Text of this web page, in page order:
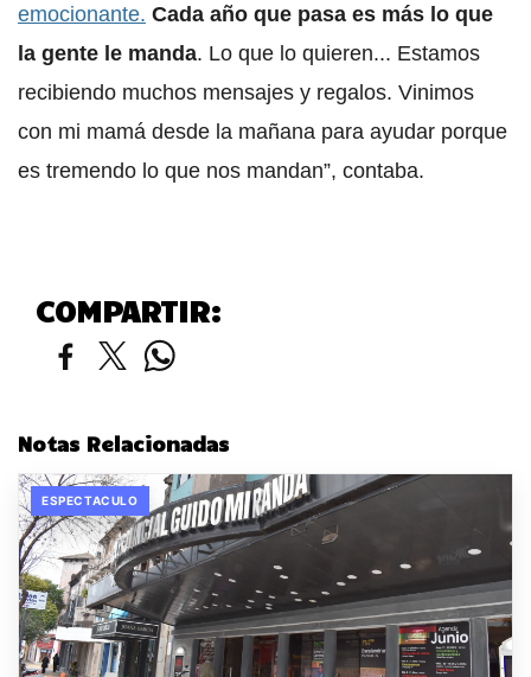
emocionante. Cada año que pasa es más lo que
la gente le manda. Lo que lo quieren... Estamos
recibiendo muchos mensajes y regalos. Vinimos
con mi mamá desde la mañana para ayudar porque
es tremendo lo que nos mandan”, contaba.
COMPARTIR:
Notas Relacionadas
ESPECTACULO